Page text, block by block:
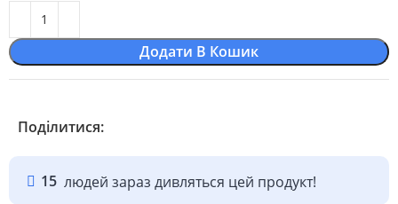
Додати В Кошик
Поділитися:
15 людей зараз дивляться цей продукт!